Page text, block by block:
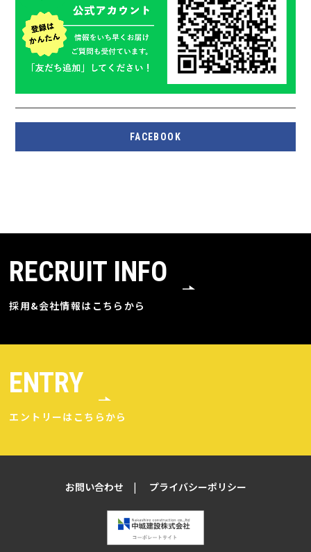
FACEBOOK
RECRUIT INFO
採用&会社情報はこちらから
ENTRY
エントリーはこちらから
お問い合わせ プライバシーポリシー